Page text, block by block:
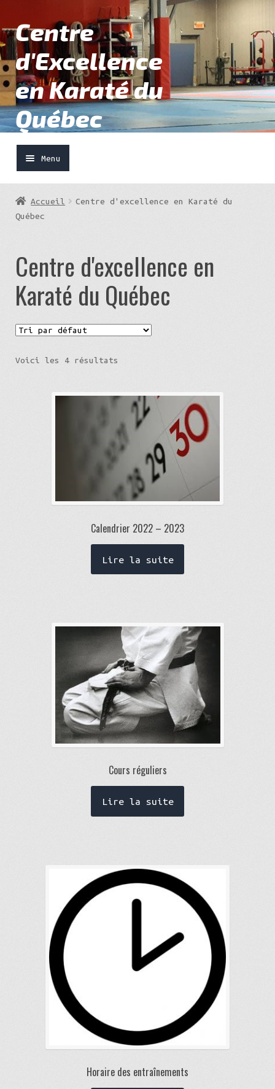
Aller
à
la
navigation
Aller
au
contenu
Centre
d'Excellence
en Karaté du
Québec
Menu
Événements
Panier
Procéder à la commande
Accueil
Centre d'excellence en Karaté du
Québec
Centre d'excellence en
Karaté du Québec
Voici les 4 résultats
Calendrier 2022 – 2023
Lire la suite
Cours réguliers
Lire la suite
Horaire des entraînements